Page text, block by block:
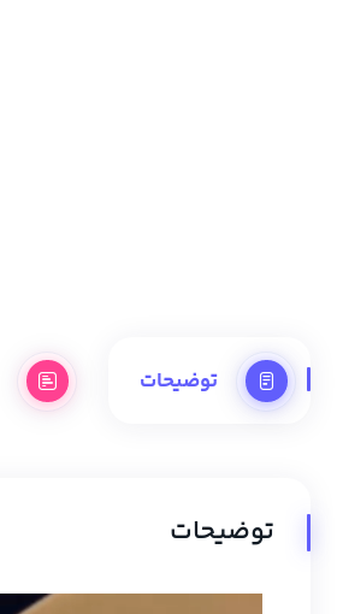
توضیحات
توضیحات